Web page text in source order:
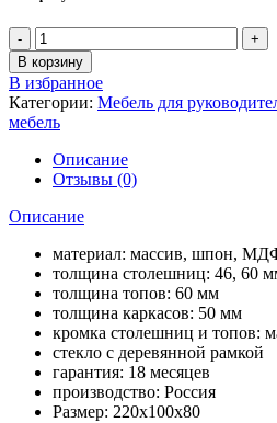
В корзину
В избранное
Категории: Мебель для
мебель
Описание
Отзывы (0)
Описание
материал: массив, шпон,
толщина столешниц: 46, 60
толщина топов: 60 мм
толщина каркасов: 50 мм
кромка столешниц и топов:
стекло с деревянной рамкой
гарантия: 18 месяцев
производство: Россия
Размер: 220x100x80